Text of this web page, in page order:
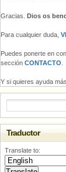
Gracias. Dios os
Para cualquier duda,
Puedes ponerte en
sección CONTACTO
Y si quieres ayuda
Traductor
Translate to: